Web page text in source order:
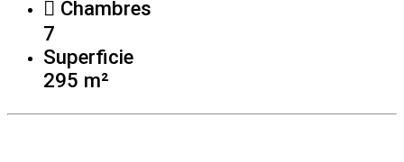
Chambres
7
Superficie
295 m²